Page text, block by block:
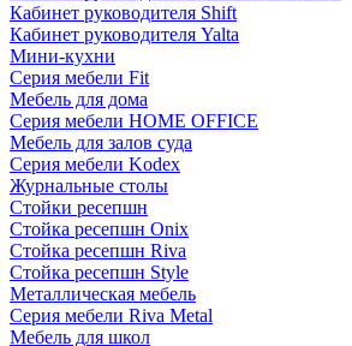
Кабинет руководителя Shift
Кабинет руководителя Yalta
Мини-кухни
Серия мебели Fit
Мебель для дома
Серия мебели HOME OFFICE
Мебель для залов суда
Серия мебели Kodex
Журнальные столы
Стойки ресепшн
Стойка ресепшн Onix
Стойка ресепшн Riva
Стойка ресепшн Style
Металлическая мебель
Серия мебели Riva Metal
Мебель для школ